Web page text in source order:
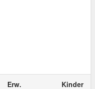
Erw. Kinder